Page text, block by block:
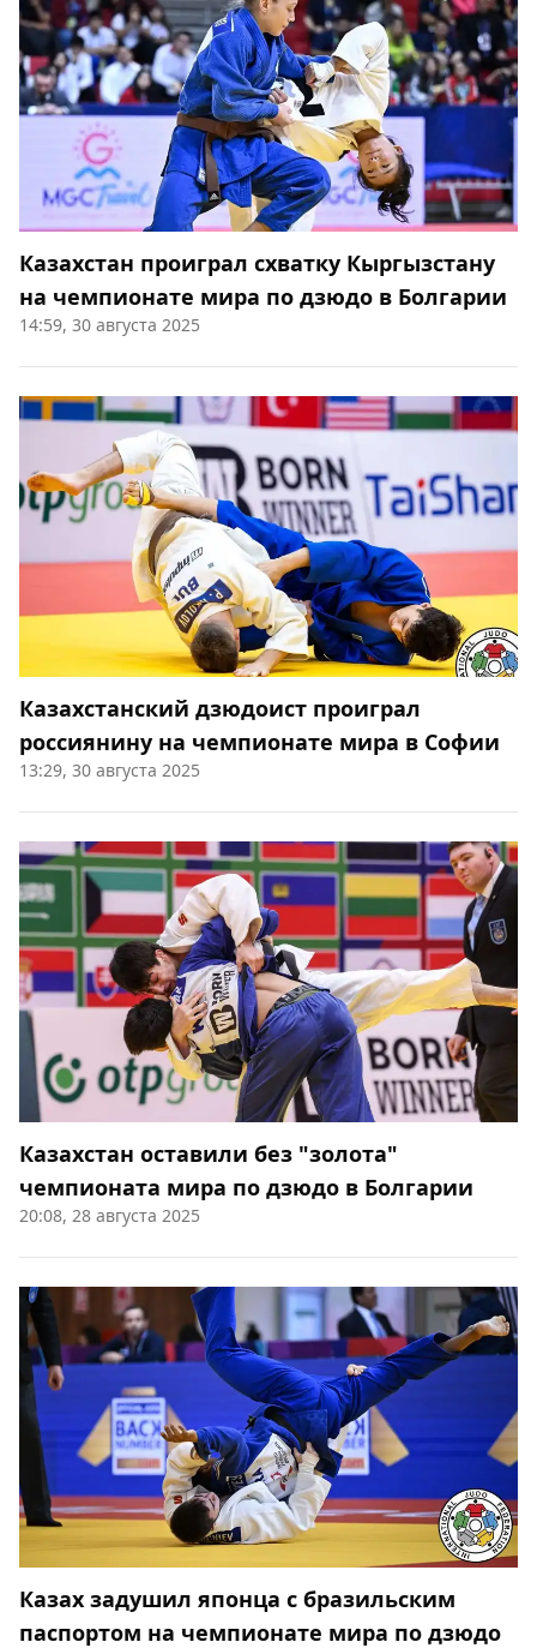
Казахстан проиграл схватку Кыргызстану
на чемпионате мира по дзюдо в Болгарии
14:59, 30 августа 2025
Казахстанский дзюдоист проиграл
россиянину на чемпионате мира в Софии
13:29, 30 августа 2025
Казахстан оставили без "золота"
чемпионата мира по дзюдо в Болгарии
20:08, 28 августа 2025
Казах задушил японца с бразильским
паспортом на чемпионате мира по дзюдо